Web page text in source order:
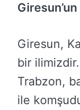
Giresun,
bir
Trabzon,
ile